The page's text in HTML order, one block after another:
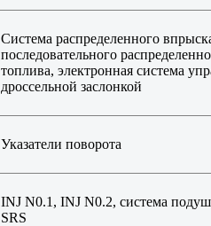
Система распределенного
последовательного
топлива, электронная система
дроссельной заслонкой
Указатели поворота
INJ N0.1, INJ N0.2, система
SRS